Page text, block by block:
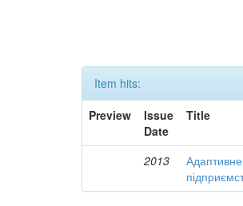
Item hits:
Preview
Issue
Date
Title
2013
Адаптивне